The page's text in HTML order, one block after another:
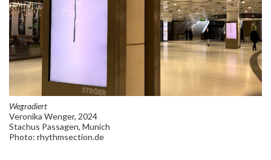
Wegradiert
Veronika Wenger, 2024
Stachus Passagen, Munich
Photo: rhythmsection.de